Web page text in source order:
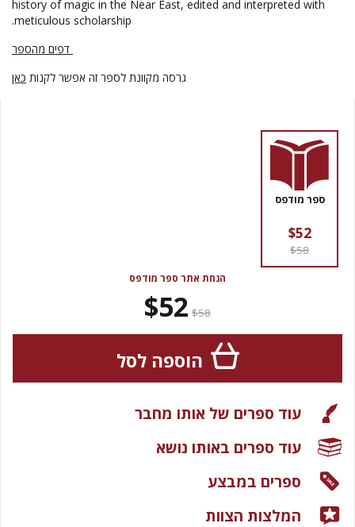
history of magic in the Near East, edited and interpreted with
meticulous scholarship.
דפים מהספר
גרסה מקוונת לספר זה אפשר לקנות כאן
ספר מודפס
$52
$58
הנחת אתר ספר מודפס
$58
$52
הוספה לסל
עוד ספרים של אותו מחבר
עוד ספרים באותו נושא
ספרים במבצע
המלצות הצוות